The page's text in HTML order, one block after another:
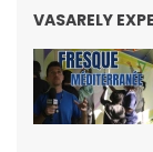
VASARELY